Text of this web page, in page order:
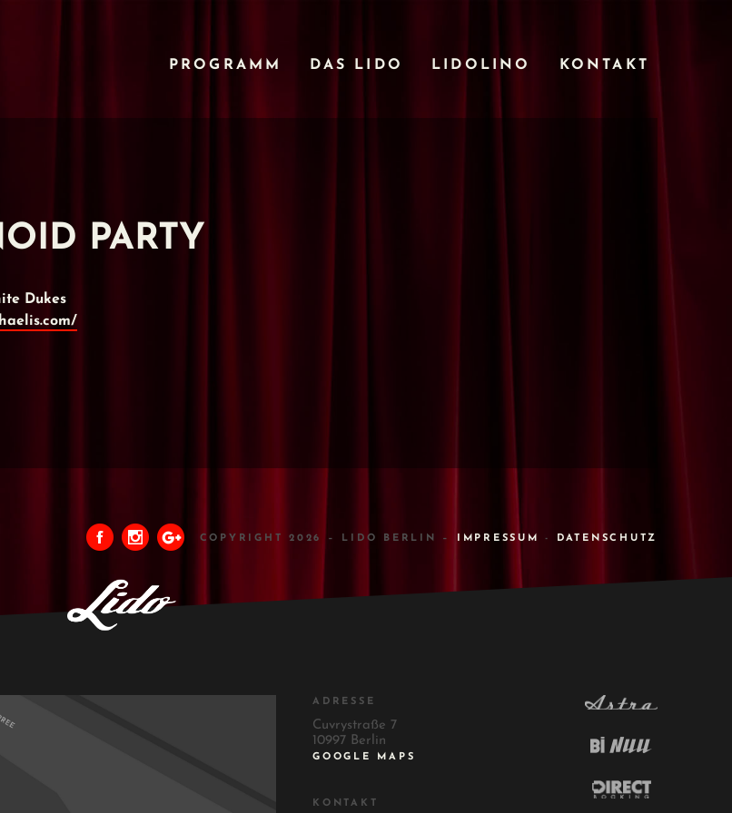
PROGRAMM DAS LIDO LIDOLINO KONTAKT
PARTY
Dukes
COPYRIGHT 2026 – LIDO BERLIN – IMPRESSUM - DATENSCHUTZ
ADRESSE
Cuvrystraße 7
10997 Berlin
GOOGLE MAPS
KONTAKT